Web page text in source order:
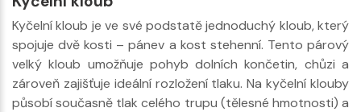
Kyčelní kloub je ve své podstatě jednoduchý kloub, který
spojuje dvě kosti – pánev a kost stehenní. Tento párový
velký kloub umožňuje pohyb dolních končetin, chůzi a
zároveň zajišťuje ideální rozložení tlaku. Na kyčelní klouby
působí současně tlak celého trupu (tělesné hmotnosti) a